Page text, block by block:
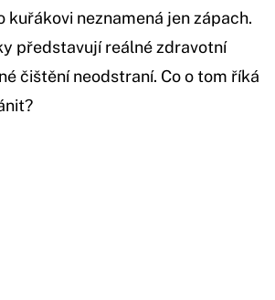
kuřákovi neznamená jen zápach.
představují reálné zdravotní
čištění neodstraní. Co o tom říká